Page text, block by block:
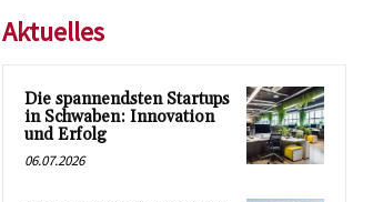
Aktuelles
Die spannendsten Startups
in Schwaben: Innovation
und Erfolg
06.07.2026